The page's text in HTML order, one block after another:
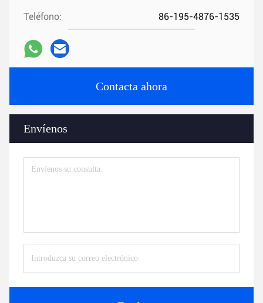
Teléfono: 86-195-4876-1535
Contacta ahora
Envíenos